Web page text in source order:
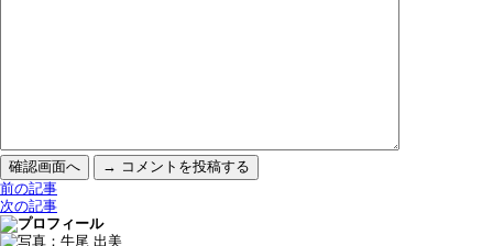
前の記事
次の記事